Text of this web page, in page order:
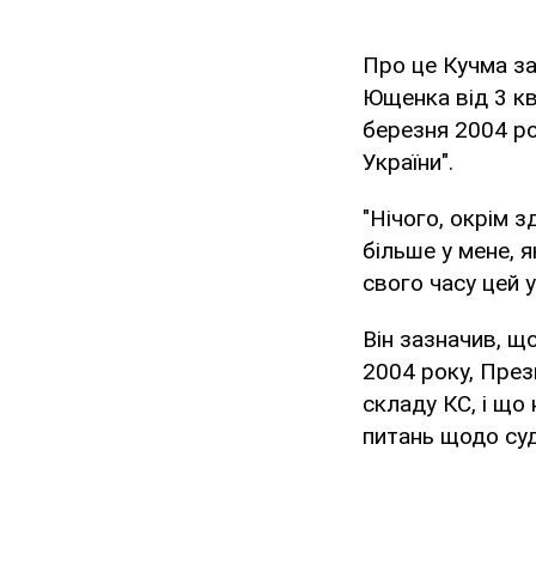
Про це Кучма
Ющенка від 3
березня 2004
України".
"Нічого, окрім
більше у мене,
свого часу цей
Він зазначив,
2004 року,
складу КС, і що
питань щодо